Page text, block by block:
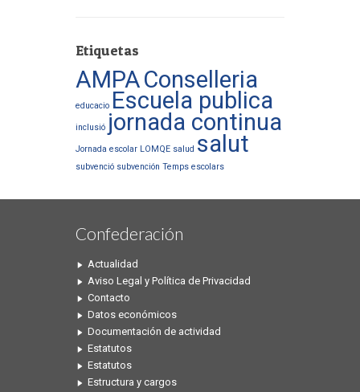
Etiquetas
AMPAConselleria
educacio Escuela publica
inclusió jornada continua
Jornada escolar LOMQE salud salut
subvenció subvención Temps escolars
Confederación
Actualidad
Aviso Legal y Política de Privacidad
Contacto
Datos económicos
Documentación de actividad
Estatutos
Estatutos
Estructura y cargos